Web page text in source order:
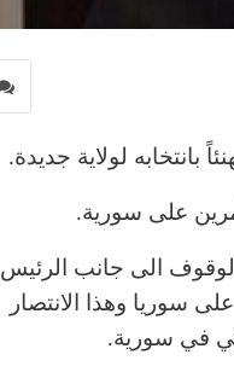
لولاية جديدة.
على سورية.
الى جانب الرئيس
سوريا وهذا الانتصار
في سورية.